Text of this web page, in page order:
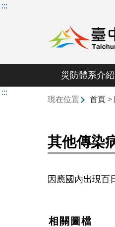
:::
災防體系介紹
:::
現在位置
首頁>
其他傳染
因應國內出現百
相關圖檔